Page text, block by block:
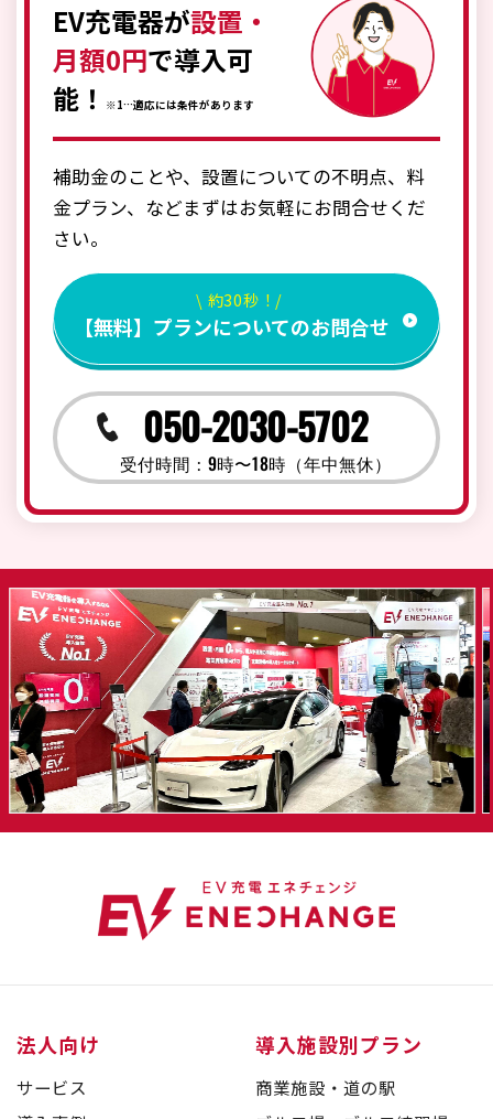
EV充電器が設置・
月額0円で導入可
能！
※1…適応には条件があります
補助金のことや、設置についての不明点、料
金プラン、などまずはお気軽にお問合せくだ
さい。
\ 約30秒！/
【無料】プランについてのお問合せ
050-2030-5702
受付時間：9時〜18時（年中無休）
法人向け
サービス
導入施設別プラン
商業施設・道の駅